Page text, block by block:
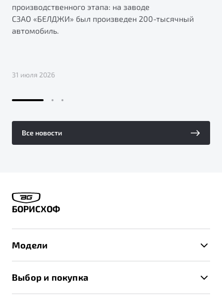
производственного этапа: на заводе
СЗАО «БЕЛДЖИ» был произведен 200-тысячный
автомобиль.
31 июля 2026
Все новости
БОРИСХОФ
Модели
Выбор и покупка